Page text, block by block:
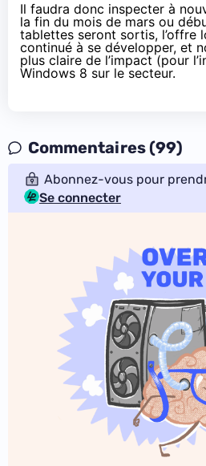
Il faudra donc inspecter à
la fin du mois de mars ou
tablettes seront sortis, l’offre
continué à se développer, et
plus claire de l’impact (pour
Windows 8 sur le secteur.
Commentaires (99)
Abonnez-vous pour
Se connecter